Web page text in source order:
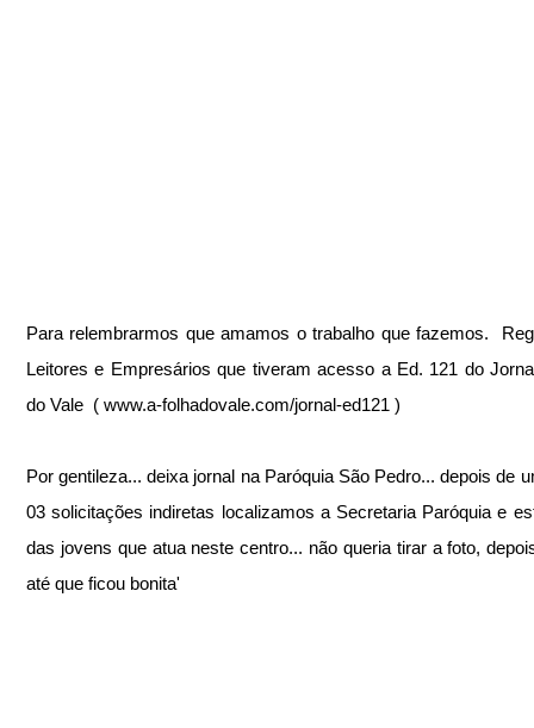
Para relembrarmos que amamos o trabalho que fazemos.
Leitores e Empresários que tiveram acesso a Ed. 121 do
do Vale  ( www.a-folhadovale.com/jornal-ed121 )
Por gentileza... deixa jornal na Paróquia São Pedro... depois de
03 solicitações indiretas localizamos a Secretaria Paróquia e
das jovens que atua neste centro... não queria tirar a foto,
até que ficou bonita'